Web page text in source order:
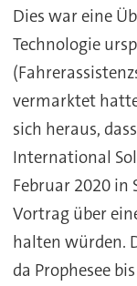
Dies war eine
Technologie
vermarktet
sich heraus,
International
Februar 2020 in
Vortrag über
halten würden.
da Prophesee